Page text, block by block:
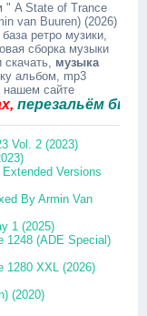
" A State of Trance
van Buuren) (2026)
ретро музики,
сборка музыки
музыка
альбом, mp3
нашем сайте
быстро.
Vol. 2 (2023)
Versions
By Armin Van
1 (2025)
1248 (ADE Special)
1280 XXL (2026)
(2020)